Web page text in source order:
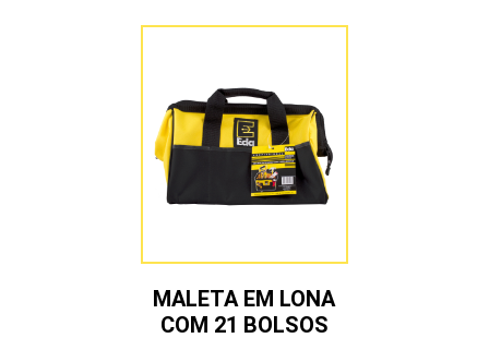
MALETA EM LONA
COM 21 BOLSOS